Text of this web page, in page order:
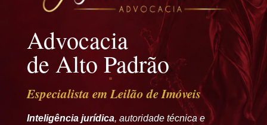
Advocacia
de Alto Padrão
Especialista em Leilão de Imóveis
Inteligência jurídica, autoridade técnica e